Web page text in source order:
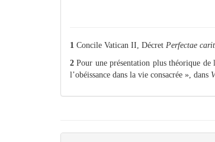
1 Concile Vatican II, Décret Perfectae
2 Pour une présentation plus théorique de
l’obéissance dans la vie consacrée », dans